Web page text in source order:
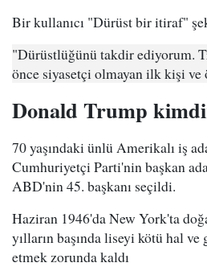
Bir kullanıcı "Dürüst bir itiraf"
"Dürüstlüğünü takdir ediyorum.
önce siyasetçi olmayan ilk kişi
Donald Trump
70 yaşındaki ünlü Amerikalı iş
Cumhuriyetçi Parti'nin başkan
ABD'nin 45. başkanı seçildi.
Haziran 1946'da New York'ta
yılların başında liseyi kötü hal
etmek zorunda kaldı